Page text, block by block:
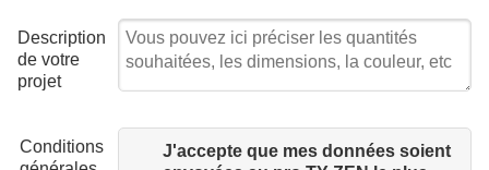
Description
de votre
projet
Conditions
J'accepte que mes données soient